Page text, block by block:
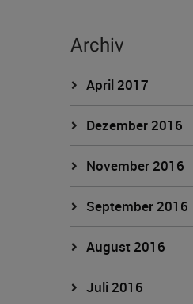
Archiv
April 2017
Dezember 2016
November 2016
September 2016
August 2016
Juli 2016